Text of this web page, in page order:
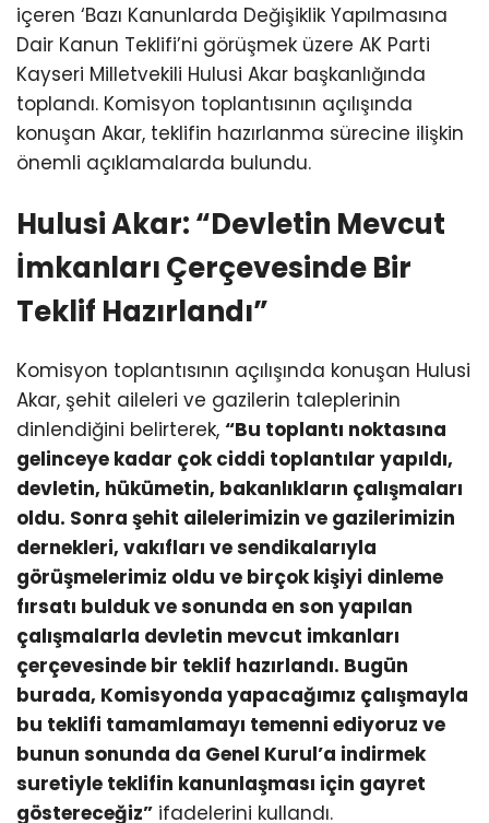
içeren ‘Bazı Kanunlarda Değişiklik Yapılmasına
Dair Kanun Teklifi’ni görüşmek üzere AK Parti
Kayseri Milletvekili Hulusi Akar başkanlığında
toplandı. Komisyon toplantısının açılışında
konuşan Akar, teklifin hazırlanma sürecine ilişkin
önemli açıklamalarda bulundu.
Hulusi Akar: “Devletin Mevcut
İmkanları Çerçevesinde Bir
Teklif Hazırlandı”
Komisyon toplantısının açılışında konuşan Hulusi
Akar, şehit aileleri ve gazilerin taleplerinin
dinlendiğini belirterek, “Bu toplantı noktasına
gelinceye kadar çok ciddi toplantılar yapıldı,
devletin, hükümetin, bakanlıkların çalışmaları
oldu. Sonra şehit ailelerimizin ve gazilerimizin
dernekleri, vakıfları ve sendikalarıyla
görüşmelerimiz oldu ve birçok kişiyi dinleme
fırsatı bulduk ve sonunda en son yapılan
çalışmalarla devletin mevcut imkanları
çerçevesinde bir teklif hazırlandı. Bugün
burada, Komisyonda yapacağımız çalışmayla
bu teklifi tamamlamayı temenni ediyoruz ve
bunun sonunda da Genel Kurul’a indirmek
suretiyle teklifin kanunlaşması için gayret
göstereceğiz” ifadelerini kullandı.